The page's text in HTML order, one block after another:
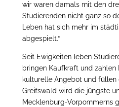
wir waren damals mit den
Studierenden nicht ganz so
Leben hat sich mehr im
abgespielt.“
Seit Ewigkeiten leben
bringen Kaufkraft und zahlen
kulturelle Angebot und füllen
Greifswald wird die jüngste
Mecklenburg-Vorpommerns